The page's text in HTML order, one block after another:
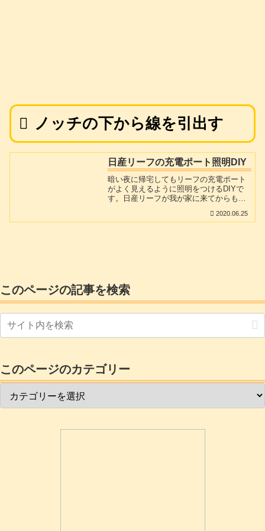
ノッチの下から線を引出す
日産リーフの充電ポート照明DIY
暗い夜に帰宅してもリーフの充電ポート
がよく見えるように照明をつけるDIYで
す。日産リーフが我が家に来てからもう6
2020.06.25
このページの記事を検索
このページのカテゴリー